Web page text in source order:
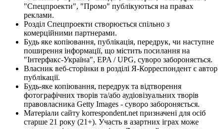
"Спецпроекти", "Промо" публікуються на правах
реклами.
Розділ Спецпроекти створюється спільно з
комерційними партнерами.
Будь яке копіювання, публікація, передрук, чи наступне
поширення інформації, що містить посилання на
"Інтерфакс-Україна", EPA / UPG, суворо забороняється.
Власник веб-сторінки в розділі Я-Корреспондент є автор
публікації.
Будь-яке копіювання, передрук та відтворення
фотографічних творів та/або аудіовізуальних творів
правовласника Getty Images - суворо забороняється.
Матеріали сайту korrespondent.net призначені для осіб
старше 21 року (21+). Участь в азартних іграх може